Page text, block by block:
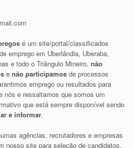
é um site/portal/classificados
emprego em Uberlândia, Uberaba,
e todo o Triângulo Mineiro,não
enão participamos de processos
emprego ou resultados para
nós e ressaltamos que somos um
que está sempre disponível sendo
e informar.
agências, recrutadores e empresas
nosso site para seleção de candidatos,